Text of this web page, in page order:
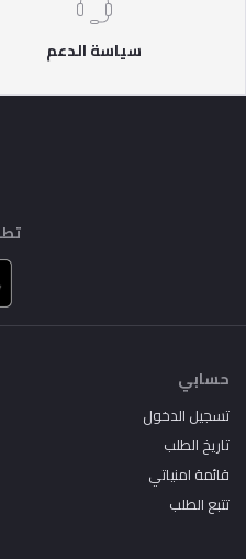
سياسة الدعم
حسابي
تسجيل الدخول
تاريخ الطلب
قائمة امنياتي
تتبع الطلب